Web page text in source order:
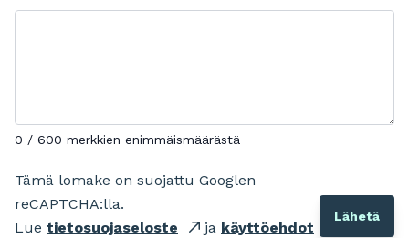
0 / 600 merkkien enimmäismäärästä
Tämä lomake on suojattu Googlen
reCAPTCHA:lla.
Lue tietosuojaseloste ja käyttöehdot